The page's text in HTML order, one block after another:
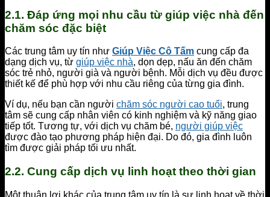
2.1. Đáp ứng mọi nhu cầu từ giúp việc nhà đến
chăm sóc đặc biệt
Các trung tâm uy tín như Giúp Việc Cô Tấm cung cấp đa
dạng dịch vụ, từ giúp việc nhà, dọn dẹp, nấu ăn đến chăm
sóc trẻ nhỏ, người già và người bệnh. Mỗi dịch vụ đều được
thiết kế để phù hợp với nhu cầu riêng của từng gia đình.
Ví dụ, nếu bạn cần người chăm sóc người cao tuổi, trung
tâm sẽ cung cấp nhân viên có kinh nghiệm và kỹ năng giao
tiếp tốt. Tương tự, với dịch vụ chăm bé, người giúp việc
được đào tạo phương pháp hiện đại. Do đó, gia đình luôn
tìm được giải pháp tối ưu nhất.
2.2. Cung cấp dịch vụ linh hoạt theo thời gian
Một thuận lợi khác của trung tâm uy tín là sự linh hoạt về thời